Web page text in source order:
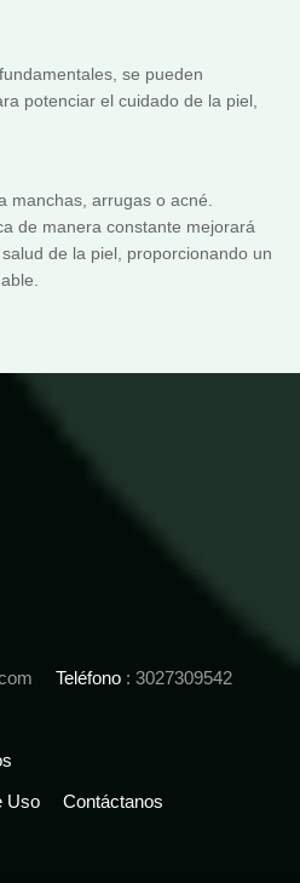
se pueden
potenciar el cuidado de la piel,
manchas, arrugas o acné.
de manera constante mejorará
de la piel, proporcionando un
Teléfono : 3027309542
Uso
Contáctanos